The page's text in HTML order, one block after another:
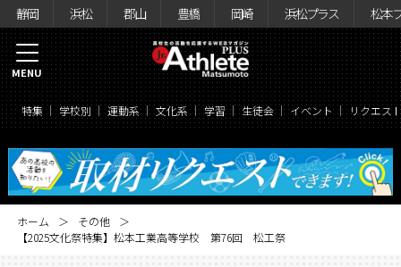
静岡 浜松 郡山 豊橋 岡崎 浜松プラス 松本
特集 学校別 運動系 文化系 学習 生徒会 イベント リクエス
MENU
ホーム
その他
【2025文化祭特集】松本工業高等学校 第76回 松工祭